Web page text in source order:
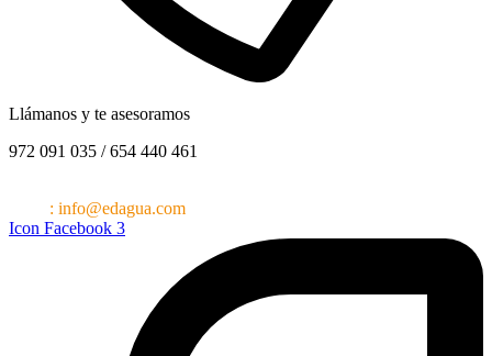
Llámanos y te asesoramos
972 091 035 / 654 440 461
: info@edagua.com
Icon Facebook 3